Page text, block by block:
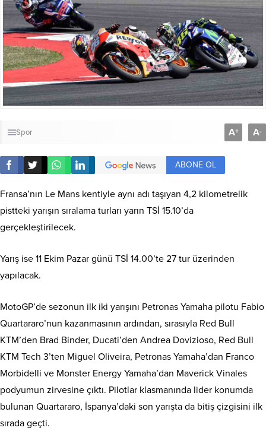
Spor A+ A-
ABONE OL
Fransa’nın Le Mans kentiyle aynı adı taşıyan 4,2 kilometrelik
pistteki yarışın sıralama turları yarın TSİ 15.10’da
gerçekleştirilecek.
Yarış ise 11 Ekim Pazar günü TSİ 14.00’te 27 tur üzerinden
yapılacak.
MotoGP’de sezonun ilk iki yarışını Petronas Yamaha pilotu Fabio
Quartararo’nun kazanmasının ardından, sırasıyla Red Bull
KTM’den Brad Binder, Ducati’den Andrea Dovizioso, Red Bull
KTM Tech 3’ten Miguel Oliveira, Petronas Yamaha’dan Franco
Morbidelli ve Monster Energy Yamaha’dan Maverick Vinales
podyumun zirvesine çıktı. Pilotlar klasmanında lider konumda
bulunan Quartararo, İspanya’daki son yarışta da bitiş çizgisini ilk
sırada geçti.